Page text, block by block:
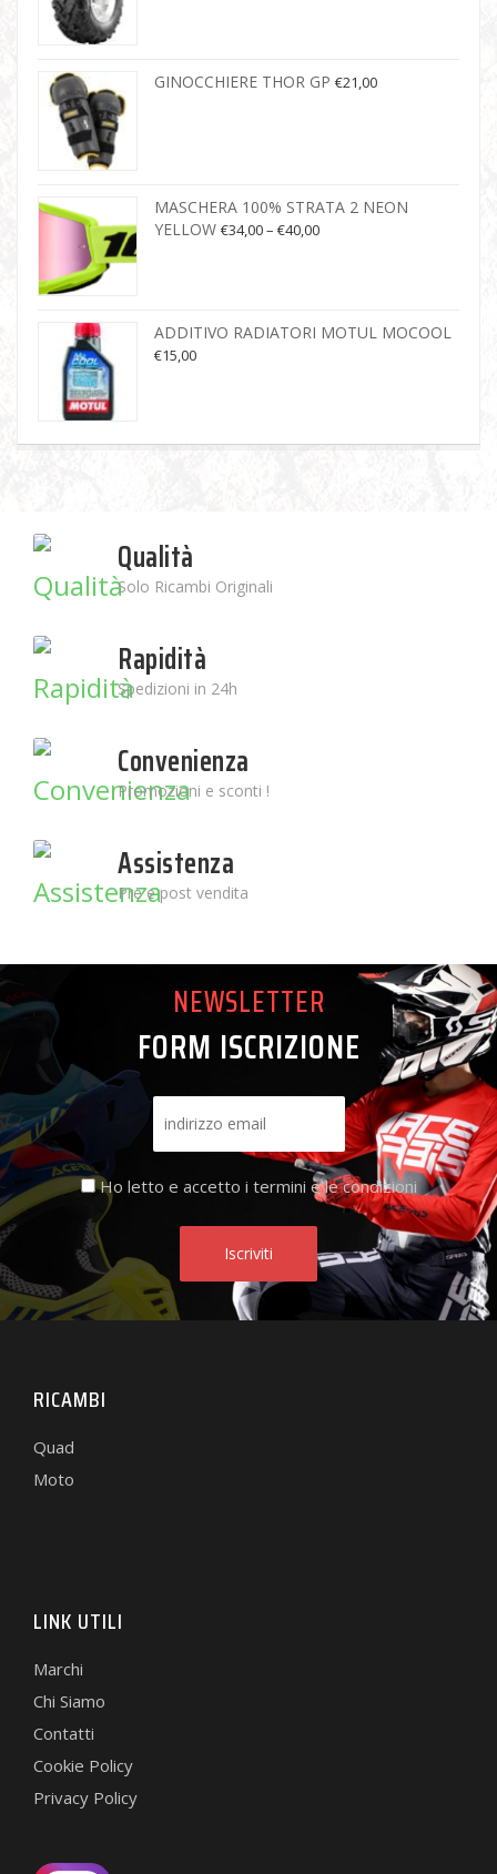
GINOCCHIERE THOR GP €21,00
MASCHERA 100% STRATA 2 NEON
YELLOW €34,00– €40,00
ADDITIVO RADIATORI MOTUL MOCOOL
€15,00
Qualità
Solo Ricambi Originali
Rapidità
Spedizioni in 24h
Convenienza
Promozioni e sconti !
Assistenza
Pre e post vendita
NEWSLETTER
FORM ISCRIZIONE
Ho letto e accetto i termini e le condizioni
RICAMBI
Quad
Moto
LINK UTILI
Marchi
Chi Siamo
Contatti
Cookie Policy
Privacy Policy